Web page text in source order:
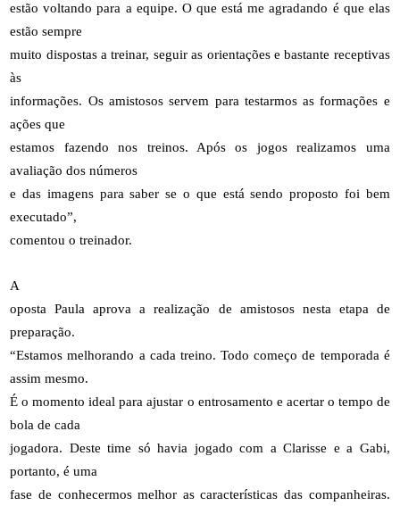
estão voltando para a equipe. O que está me agradando é que elas
estão sempre
muito dispostas a treinar, seguir as orientações e bastante receptivas
às
informações. Os amistosos servem para testarmos as formações e
ações que
estamos fazendo nos treinos. Após os jogos realizamos uma
avaliação dos números
e das imagens para saber se o que está sendo proposto foi bem
executado”,
comentou o treinador.
A
oposta Paula aprova a realização de amistosos nesta etapa de
preparação.
“Estamos melhorando a cada treino. Todo começo de temporada é
assim mesmo.
É o momento ideal para ajustar o entrosamento e acertar o tempo de
bola de cada
jogadora. Deste time só havia jogado com a Clarisse e a Gabi,
portanto, é uma
fase de conhecermos melhor as características das companheiras.